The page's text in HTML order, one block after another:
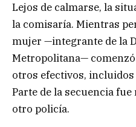
Lejos de calmarse, la
la comisaría. Mientras
mujer —integrante de la
Metropolitana—
otros efectivos,
Parte de la secuencia
otro policía.